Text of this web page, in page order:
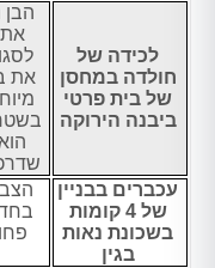
לכידה של
חולדה במחסן
של בית פרטי
ביבנה הירוקה
את
את
עכברים בבניין
של 4 קומות
בשכונת נאות
בגין